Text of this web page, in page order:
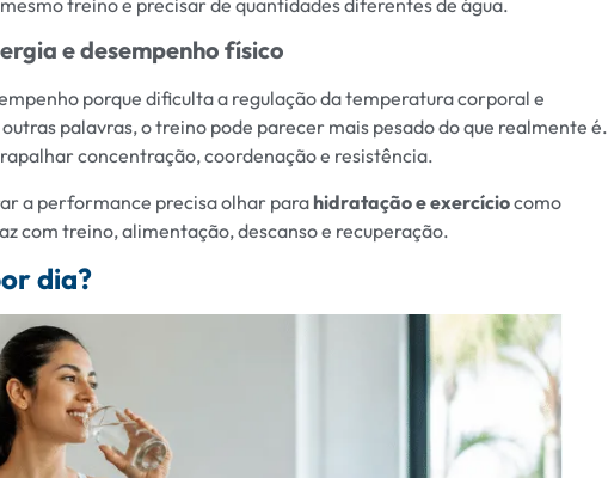
treino e precisar de quantidades diferentes de água.
e desempenho físico
porque dificulta a regulação da temperatura corporal e
palavras, o treino pode parecer mais pesado do que realmente é.
concentração, coordenação e resistência.
a performance precisa olhar parahidratação e exercíciocomo
com treino, alimentação, descanso e recuperação.
dia?